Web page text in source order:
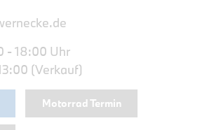
- 18:00 Uhr
(Verkauf)
Motorrad Termin